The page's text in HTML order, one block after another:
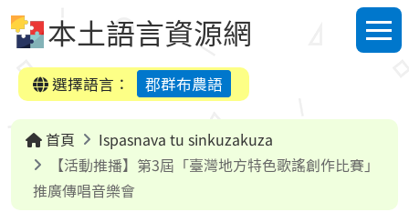
本土語言資源網
選單
選擇語言：
郡群布農語
首頁
Ispasnava tu sinkuzakuza
【活動推播】第3屆「臺灣地方特色歌謠創作比賽」
推廣傳唱音樂會